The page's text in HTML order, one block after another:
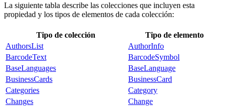
La siguiente tabla describe las colecciones que incluyen esta
propiedad y los tipos de elementos de cada colección:
Tipo de colección
Tipo de elemento
AuthorsList
AuthorInfo
BarcodeText
BarcodeSymbol
BaseLanguages
BaseLanguage
BusinessCards
BusinessCard
Categories
Category
Changes
Change